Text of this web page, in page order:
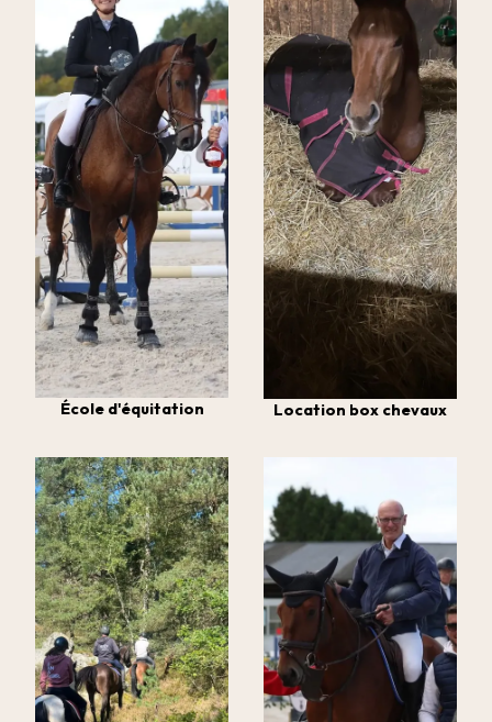
École d'équitation Location box chevaux